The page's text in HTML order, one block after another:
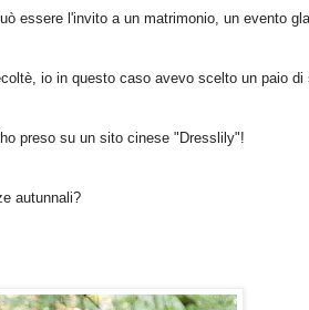
essere l'invito a un matrimonio, un evento
io in questo caso avevo scelto un paio
preso su un sito cinese "Dresslily"!
autunnali?